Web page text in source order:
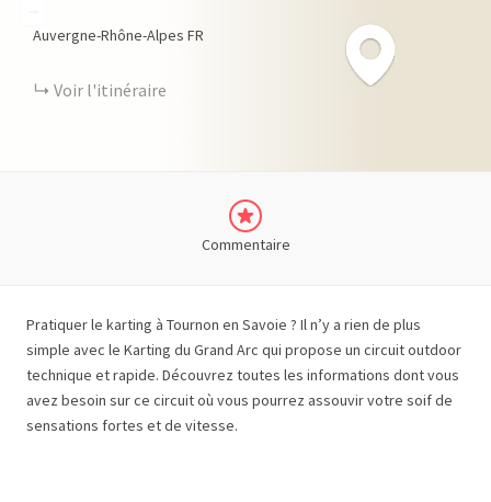
Auvergne-Rhône-Alpes FR
Voir l'itinéraire
Commentaire
Pratiquer le karting à Tournon en Savoie ? Il n’y a rien de plus
simple avec le Karting du Grand Arc qui propose un circuit outdoor
technique et rapide. Découvrez toutes les informations dont vous
avez besoin sur ce circuit où vous pourrez assouvir votre soif de
sensations fortes et de vitesse.